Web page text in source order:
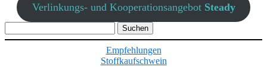
Verlinkungs- und Kooperationsangebot Steady
nach:
Empfehlungen
Stoffkaufschwein